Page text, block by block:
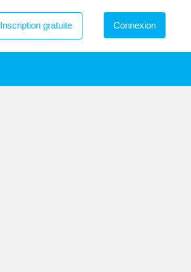
Inscription gratuite Connexion